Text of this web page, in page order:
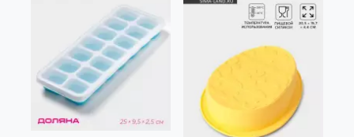
12а, р-н д. Большое Стиклево